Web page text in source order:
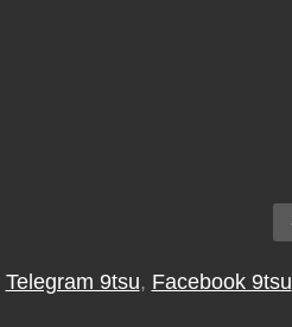
Telegram 9tsu, Facebook 9tsu